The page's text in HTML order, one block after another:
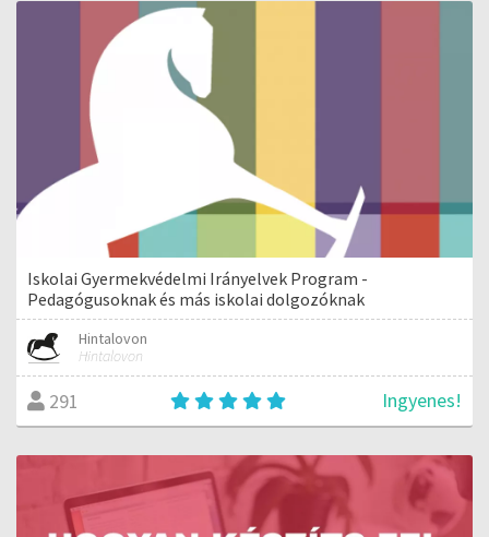
Iskolai Gyermekvédelmi Irányelvek Program -
Pedagógusoknak és más iskolai dolgozóknak
Hintalovon
Hintalovon
291 Ingyenes!